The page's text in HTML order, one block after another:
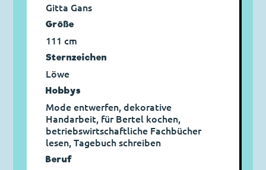
Gitta Gans
Größe
111 cm
Sternzeichen
Löwe
Hobbys
Mode entwerfen, dekorative
Handarbeit, für Bertel kochen,
betriebswirtschaftliche Fachbücher
lesen, Tagebuch schreiben
Beruf